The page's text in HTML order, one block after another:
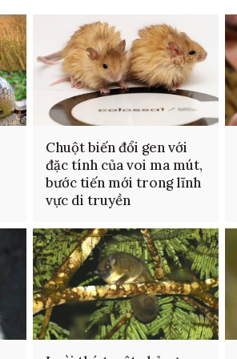
Chuột biến đổi gen với
đặc tính của voi ma mút,
bước tiến mới trong lĩnh
vực di truyền